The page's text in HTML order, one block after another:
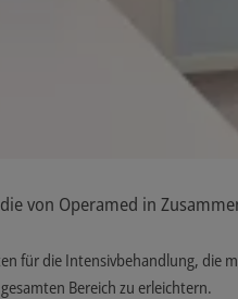
von Operamed in
für die Intensivbehandlung, die
Bereich zu erleichtern.